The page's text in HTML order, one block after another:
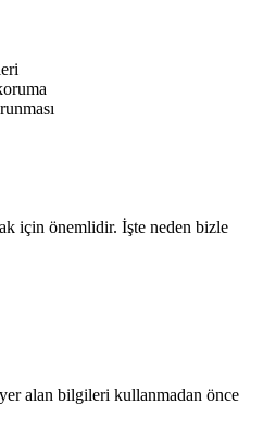
için önemlidir. İşte neden bizle
alan bilgileri kullanmadan önce